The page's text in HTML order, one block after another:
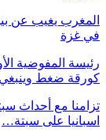
المغرب يغيب عن
في غزة
رئيسة المفوضية
كورقة ضغط
تزامنا مع أحداث
اسبانيا على سبتة…